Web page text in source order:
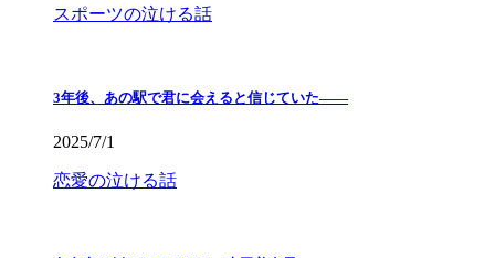
スポーツの泣ける話
3年後、あの駅で君に会えると信じていた——
2025/7/1
恋愛の泣ける話